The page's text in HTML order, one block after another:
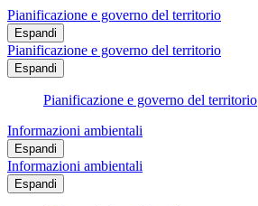
Pianificazione e governo del territorio
Espandi
Pianificazione e governo del territorio
Espandi
Pianificazione e governo del territorio
Informazioni ambientali
Espandi
Informazioni ambientali
Espandi